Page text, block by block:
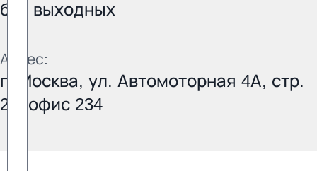
без выходных
Адрес:
г. Москва, ул. Автомоторная 4А, стр.
21, офис 234